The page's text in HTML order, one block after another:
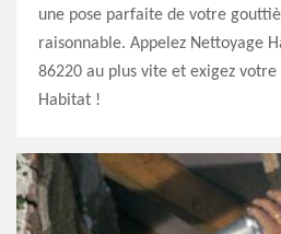
une pose parfaite de votre
raisonnable. Appelez Nettoyage
86220 au plus vite et exigez votre
Habitat !